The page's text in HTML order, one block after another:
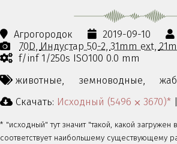
Агрогородок 2019-09-10
70D Индустар 50-2 31mm ext
f/inf 1/250s ISO100 0.0 mm
животные,
земноводные,
Скачать: Исходный (5496 ⨉ 3670)*
* "исходный" тут значит "такой, какой загружен
соответствует наибольшему существующему